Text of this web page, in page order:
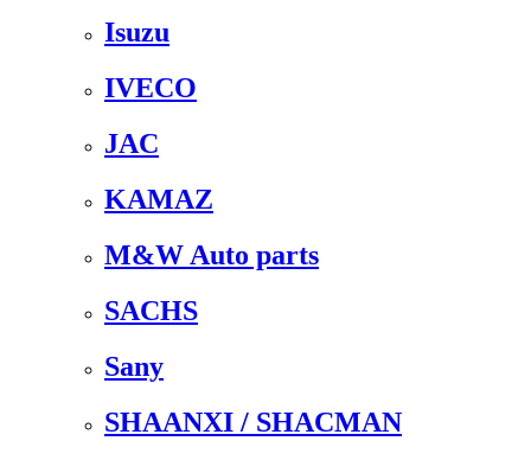
Isuzu
IVECO
JAC
KAMAZ
M&W Auto parts
SACHS
Sany
SHAANXI / SHACMAN